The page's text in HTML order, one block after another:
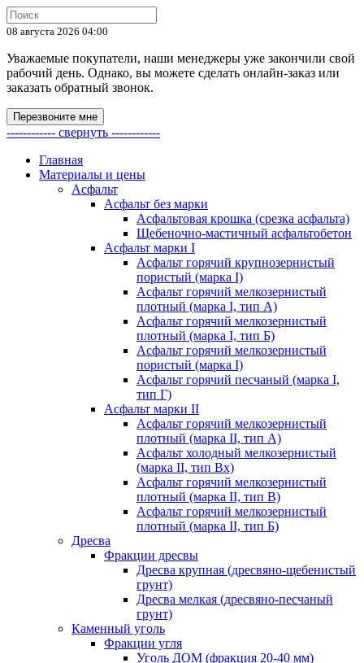
08 августа 2026 04:00
Уважаемые покупатели, наши менеджеры уже закончили свой
рабочий день. Однако, вы можете сделать онлайн-заказ или
заказать обратный звонок.
Перезвоните мне
------------ свернуть ------------
Главная
Материалы и цены
Асфальт
Асфальт без марки
Асфальтовая крошка (срезка асфальта)
Щебеночно-мастичный асфальтобетон
Асфальт марки I
Асфальт горячий крупнозернистый
пористый (марка I)
Асфальт горячий мелкозернистый
плотный (марка I, тип А)
Асфальт горячий мелкозернистый
плотный (марка I, тип Б)
Асфальт горячий мелкозернистый
пористый (марка I)
Асфальт горячий песчаный (марка I,
тип Г)
Асфальт марки II
Асфальт горячий мелкозернистый
плотный (марка II, тип А)
Асфальт холодный мелкозернистый
(марка II, тип Вх)
Асфальт горячий мелкозернистый
плотный (марка II, тип В)
Асфальт горячий мелкозернистый
плотный (марка II, тип Б)
Дресва
Фракции дресвы
Дресва крупная (дресвяно-щебенистый
грунт)
Дресва мелкая (дресвяно-песчаный
грунт)
Каменный уголь
Фракции угля
Уголь ДОМ (фракция 20-40 мм)